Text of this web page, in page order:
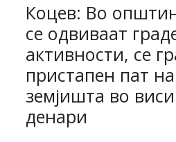
Коцев: Во
се одвиваат
активности, се
пристапен пат
земјишта во
денари